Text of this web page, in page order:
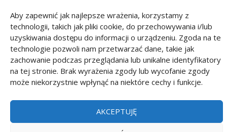
Aby zapewnić jak najlepsze wrażenia, korzystamy z
technologii, takich jak pliki cookie, do przechowywania i/lub
uzyskiwania dostępu do informacji o urządzeniu. Zgoda na te
technologie pozwoli nam przetwarzać dane, takie jak
zachowanie podczas przeglądania lub unikalne identyfikatory
na tej stronie. Brak wyrażenia zgody lub wycofanie zgody
może niekorzystnie wpłynąć na niektóre cechy i funkcje.
AKCEPTUJĘ
FR|Privacy policy ES| Privacy policy IT |
Contact us